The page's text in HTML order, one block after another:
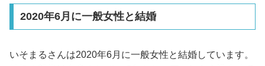
2020年6月に一般女性と結婚
いそまるさんは2020年6月に一般女性と結婚しています。